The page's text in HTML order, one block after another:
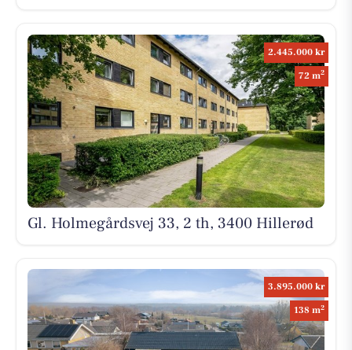
2.445.000 kr
72 m2
Gl. Holmegårdsvej 33, 2 th, 3400 Hillerød
3.895.000 kr
138 m2